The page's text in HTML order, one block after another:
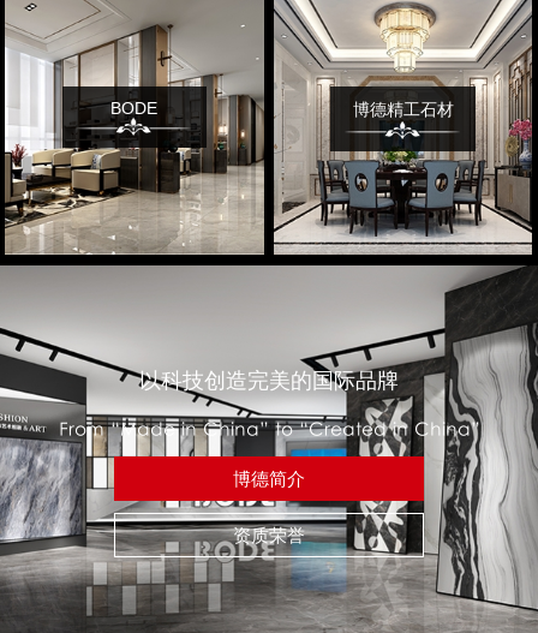
BODE 博德精工石材
以科技创造完美的国际品牌
From “Made in China” to “Created in China”
博德简介
资质荣誉